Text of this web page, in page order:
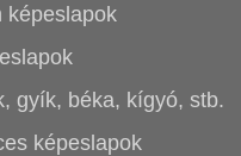
képeslapok
gyík, béka, kígyó, stb.
képeslapok